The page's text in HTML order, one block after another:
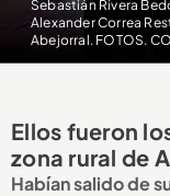
Sebastián Rivera
Alexander Correa
Abejorral. FOTOS.
Ellos fueron
zona rural de
Habían salido de